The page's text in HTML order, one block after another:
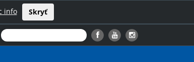
info Skryť